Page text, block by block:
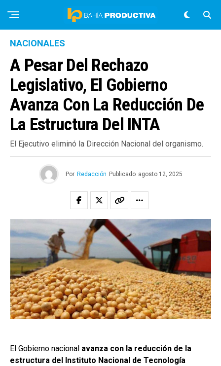
NACIONALES
A Pesar Del Rechazo
Legislativo, El Gobierno
Avanza Con La Reducción De
La Estructura Del INTA
El Ejecutivo eliminó la Dirección Nacional del organismo.
Por Redacción Publicado agosto 12, 2025
El Gobierno nacional avanza con la reducción de la
estructura del Instituto Nacional de Tecnología